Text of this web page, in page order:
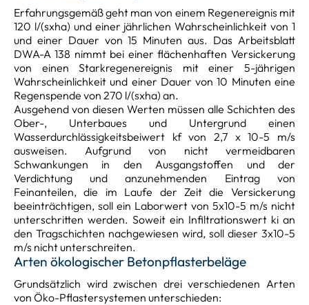
Erfahrungsgemäß geht man von einem Regenereignis mit
120 l/(sxha) und einer jährlichen Wahrscheinlichkeit von 1
und einer Dauer von 15 Minuten aus. Das Arbeitsblatt
DWA-A 138 nimmt bei einer flächenhaften Versickerung
von einen Starkregenereignis mit einer 5-jährigen
Wahrscheinlichkeit und einer Dauer von 10 Minuten eine
Regenspende von 270 l/(sxha) an.
Ausgehend von diesen Werten müssen alle Schichten des
Ober-, Unterbaues und Untergrund einen
Wasserdurchlässigkeitsbeiwert kf von 2,7 x 10-5 m/s
ausweisen. Aufgrund von nicht vermeidbaren
Schwankungen in den Ausgangstoffen und der
Verdichtung und anzunehmenden Eintrag von
Feinanteilen, die im Laufe der Zeit die Versickerung
beeinträchtigen, soll ein Laborwert von 5x10-5 m/s nicht
unterschritten werden. Soweit ein Infiltrationswert ki an
den Tragschichten nachgewiesen wird, soll dieser 3x10-5
m/s nicht unterschreiten.
Arten ökologischer Betonpflasterbeläge
Grundsätzlich wird zwischen drei verschiedenen Arten
von Öko-Pflastersystemen unterschieden: